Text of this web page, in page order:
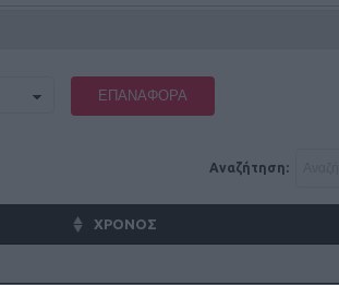
ΕΠΑΝΑΦΟΡΆ
Αναζήτηση:
ΧΡΟΝΟΣ